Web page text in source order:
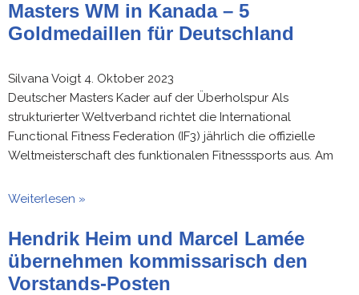
Masters WM in Kanada – 5
Goldmedaillen für Deutschland
Silvana Voigt 4. Oktober 2023
Deutscher Masters Kader auf der Überholspur Als
strukturierter Weltverband richtet die International
Functional Fitness Federation (IF3) jährlich die offizielle
Weltmeisterschaft des funktionalen Fitnesssports aus. Am
Weiterlesen »
Hendrik Heim und Marcel Lamée
übernehmen kommissarisch den
Vorstands-Posten